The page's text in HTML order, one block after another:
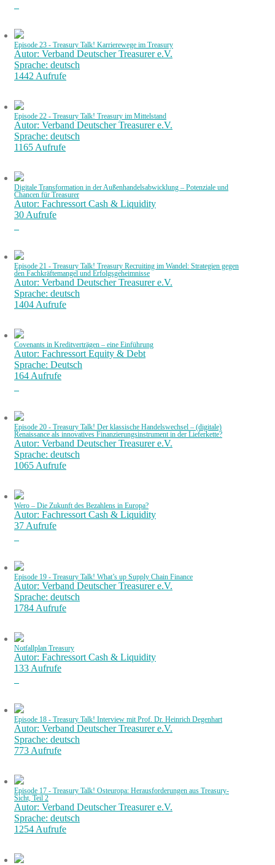
Episode 23 - Treasury Talk! Karrierewege im Treasury
Autor: Verband Deutscher Treasurer e.V.
Sprache: deutsch
1442 Aufrufe
Episode 22 - Treasury Talk! Treasury im Mittelstand
Autor: Verband Deutscher Treasurer e.V.
Sprache: deutsch
1165 Aufrufe
Digitale Transformation in der Außenhandelsabwicklung – Potenziale und
Chancen für Treasurer
Autor: Fachressort Cash & Liquidity
30 Aufrufe
Episode 21 - Treasury Talk! Treasury Recruiting im Wandel: Strategien gegen
den Fachkräftemangel und Erfolgsgeheimnisse
Autor: Verband Deutscher Treasurer e.V.
Sprache: deutsch
1404 Aufrufe
Covenants in Kreditverträgen – eine Einführung
Autor: Fachressort Equity & Debt
Sprache: Deutsch
164 Aufrufe
Episode 20 - Treasury Talk! Der klassische Handelswechsel – (digitale)
Renaissance als innovatives Finanzierungsinstrument in der Lieferkette?
Autor: Verband Deutscher Treasurer e.V.
Sprache: deutsch
1065 Aufrufe
Wero – Die Zukunft des Bezahlens in Europa?
Autor: Fachressort Cash & Liquidity
37 Aufrufe
Episode 19 - Treasury Talk! What’s up Supply Chain Finance
Autor: Verband Deutscher Treasurer e.V.
Sprache: deutsch
1784 Aufrufe
Notfallplan Treasury
Autor: Fachressort Cash & Liquidity
133 Aufrufe
Episode 18 - Treasury Talk! Interview mit Prof. Dr. Heinrich Degenhart
Autor: Verband Deutscher Treasurer e.V.
Sprache: deutsch
773 Aufrufe
Episode 17 - Treasury Talk! Osteuropa: Herausforderungen aus Treasury-
Sicht, Teil 2
Autor: Verband Deutscher Treasurer e.V.
Sprache: deutsch
1254 Aufrufe